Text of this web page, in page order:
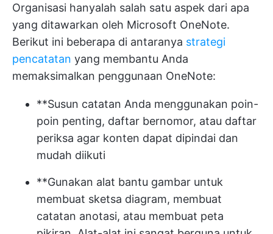
Organisasi hanyalah salah satu aspek dari apa
yang ditawarkan oleh Microsoft OneNote.
Berikut ini beberapa di antaranya strategi
pencatatan yang membantu Anda
memaksimalkan penggunaan OneNote:
**Susun catatan Anda menggunakan poin-
poin penting, daftar bernomor, atau daftar
periksa agar konten dapat dipindai dan
mudah diikuti
**Gunakan alat bantu gambar untuk
membuat sketsa diagram, membuat
catatan anotasi, atau membuat peta